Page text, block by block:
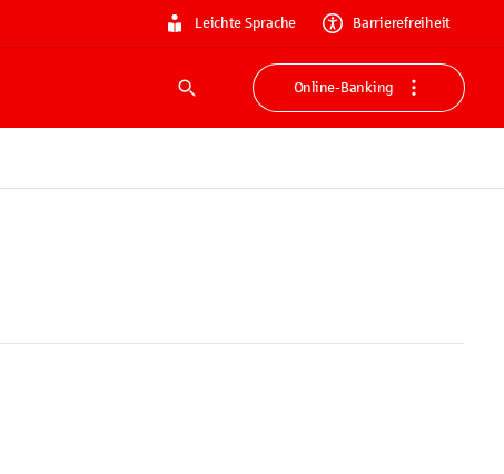
Leichte Sprache Barrierefreiheit
Suche
Online-Banking